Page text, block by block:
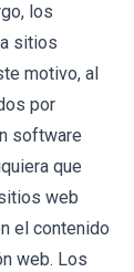
los
sitios
motivo, al
por
software
que
web
el contenido
web. Los